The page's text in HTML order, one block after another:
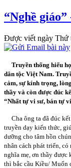
“Nghề
Được viết ngày Thứ
Truyền thống hiếu
dân tộc Việt Nam.
cảm, sự kính trọng,
thầy và còn được đúc
“Nhất tự vi sư, bán tự
Cha ông ta đã đúc kết
truyền dạy kiến thức,
dưỡng cho tâm hồn
nhân cách phát triển,
nghĩa mẹ, ơn thầy được
thì bắc cầu Kiều/ Muốn